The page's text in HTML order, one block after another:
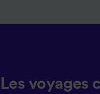
Les voyages